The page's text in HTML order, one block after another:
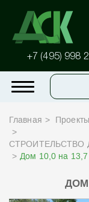
+7 (495) 998
Главная Проекты
СТРОИТЕЛЬСТВО
Дом 10,0 на 13,7
ДОМ